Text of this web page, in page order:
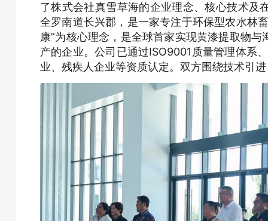
了株式会社真雪草海的企业理念、核心技术及
全罗南道长兴郡，是一家专注于环保型农水林
康”为核心理念，是全球首家实现黄漆提取物
产的企业。公司已通过ISO9001质量管理体系
业、残疾人企业等资质认定。双方围绕技术引